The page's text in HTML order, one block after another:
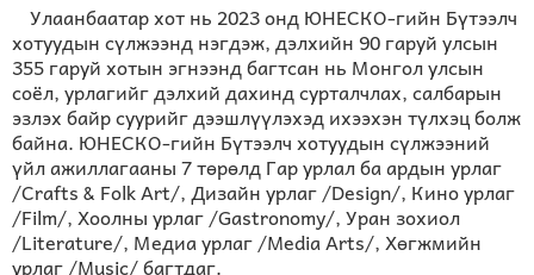
Улаанбаатар хот нь 2023 онд ЮНЕСКО-гийн Бүтээлч
хотуудын сүлжээнд нэгдэж, дэлхийн 90 гаруй улсын
355 гаруй хотын эгнээнд багтсан нь Монгол улсын
соёл, урлагийг дэлхий дахинд сурталчлах, салбарын
эзлэх байр суурийг дээшлүүлэхэд ихээхэн түлхэц болж
байна. ЮНЕСКО-гийн Бүтээлч хотуудын сүлжээний
үйл ажиллагааны 7 төрөлд Гар урлал ба ардын урлаг
/Crafts & Folk Art/, Дизайн урлаг /Design/, Кино урлаг
/Film/, Хоолны урлаг /Gastronomy/, Уран зохиол
/Literature/, Медиа урлаг /Media Arts/, Хөгжмийн
урлаг /Music/ багтдаг.